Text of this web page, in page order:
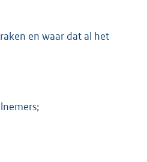
en waar dat al het